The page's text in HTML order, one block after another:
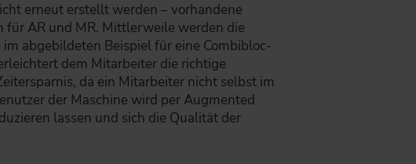
erneut erstellt werden – vorhandene
für AR und MR. Mittlerweile werden die
abgebildeten Beispiel für eine Combibloc-
dem Mitarbeiter die richtige
da ein Mitarbeiter nicht selbst im
der Maschine wird per Augmented
lassen und sich die Qualität der